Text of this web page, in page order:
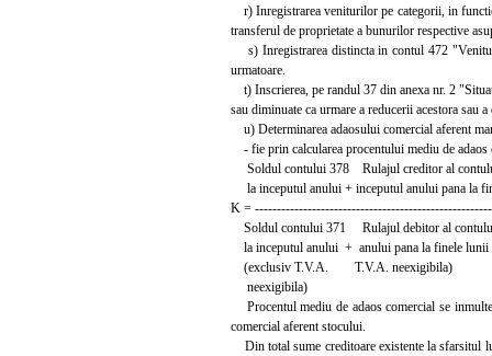
r) Inregistrarea veniturilor pe categorii, in
transferul de proprietate a bunurilor respective
s) Inregistrarea distincta in contul 472
urmatoare.
t) Inscrierea, pe randul 37 din anexa nr. 2
sau diminuate ca urmare a reducerii acestora
u) Determinarea adaosului comercial aferent
- fie prin calcularea procentului mediu de
Soldul contului 378 Rulajul creditor al
la inceputul anului + inceputul anului pana la
K =
Soldul contului 371 Rulajul debitor al
la inceputul anului + anului pana la finele lunii
(exclusiv T.V.A. T.V.A. neexigibila)
neexigibila)
Procentul mediu de adaos comercial se
comercial aferent stocului.
Din total sume creditoare existente la sfarsitul